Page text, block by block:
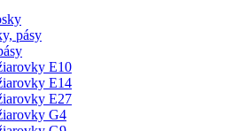
pásy
E10
E14
E27
G4